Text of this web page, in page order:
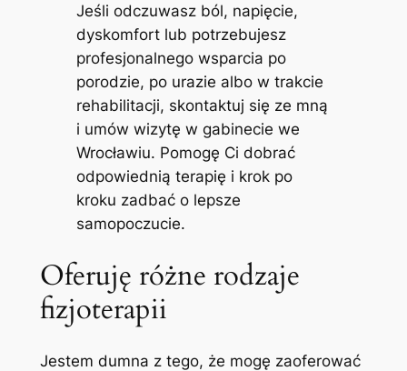
Jeśli odczuwasz ból, napięcie,
dyskomfort lub potrzebujesz
profesjonalnego wsparcia po
porodzie, po urazie albo w trakcie
rehabilitacji, skontaktuj się ze mną
i umów wizytę w gabinecie we
Wrocławiu. Pomogę Ci dobrać
odpowiednią terapię i krok po
kroku zadbać o lepsze
samopoczucie.
Oferuję różne rodzaje
fizjoterapii
Jestem dumna z tego, że mogę zaoferować